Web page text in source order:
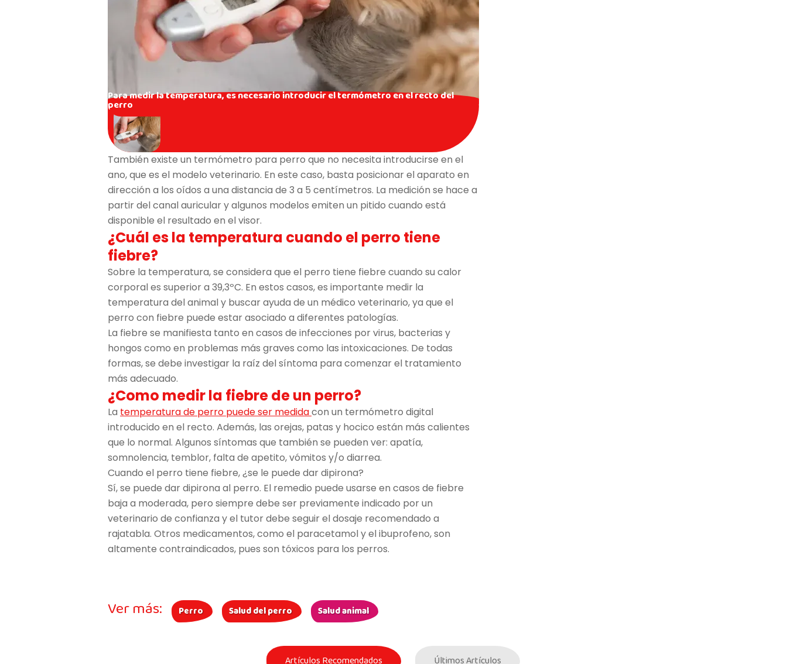
Para medir la temperatura, es necesario introducir el termómetro en el recto del
perro
También existe un termómetro para perro que no necesita introducirse en el
ano, que es el modelo veterinario. En este caso, basta posicionar el aparato en
dirección a los oídos a una distancia de 3 a 5 centímetros. La medición se hace a
partir del canal auricular y algunos modelos emiten un pitido cuando está
disponible el resultado en el visor.
¿Cuál es la temperatura cuando el perro tiene
fiebre?
Sobre la temperatura, se considera que el perro tiene fiebre cuando su calor
corporal es superior a 39,3ºC. En estos casos, es importante medir la
temperatura del animal y buscar ayuda de un médico veterinario, ya que el
perro con fiebre puede estar asociado a diferentes patologías.
La fiebre se manifiesta tanto en casos de infecciones por virus, bacterias y
hongos como en problemas más graves como las intoxicaciones. De todas
formas, se debe investigar la raíz del síntoma para comenzar el tratamiento
más adecuado.
¿Como medir la fiebre de un perro?
La temperatura de perro puede ser medidacon un termómetro digital
introducido en el recto. Además, las orejas, patas y hocico están más calientes
que lo normal. Algunos síntomas que también se pueden ver: apatía,
somnolencia, temblor, falta de apetito, vómitos y/o diarrea.
Cuando el perro tiene fiebre, ¿se le puede dar dipirona?
Sí, se puede dar dipirona al perro. El remedio puede usarse en casos de fiebre
baja a moderada, pero siempre debe ser previamente indicado por un
veterinario de confianza y el tutor debe seguir el dosaje recomendado a
rajatabla. Otros medicamentos, como el paracetamol y el ibuprofeno, son
altamente contraindicados, pues son tóxicos para los perros.
Ver más: Perro Salud del perro Salud animal